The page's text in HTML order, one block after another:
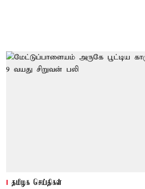
தமிழக செய்திகள்